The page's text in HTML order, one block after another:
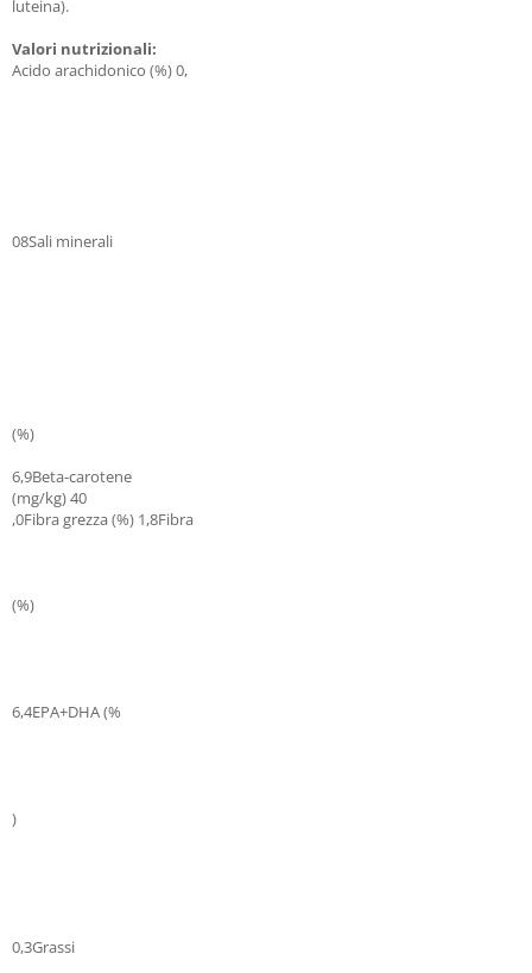
luteina).
Valori nutrizionali:
Acido arachidonico (%) 0,
08Sali minerali
(%)
6,9Beta-carotene
(mg/kg) 40
,0Fibra grezza (%) 1,8Fibra
(%)
6,4EPA+DHA (%
)
0,3Grassi